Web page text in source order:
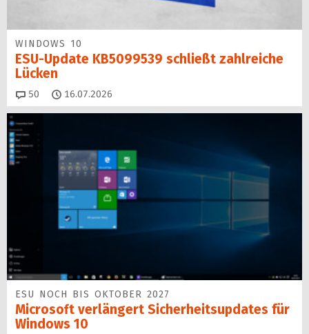
WINDOWS 10
ESU-Update KB5099539 schließt zahlreiche
Lücken
50 Kommentare
16.07.2026
ESU NOCH BIS OKTOBER 2027
Microsoft verlängert Sicherheitsupdates für
Windows 10